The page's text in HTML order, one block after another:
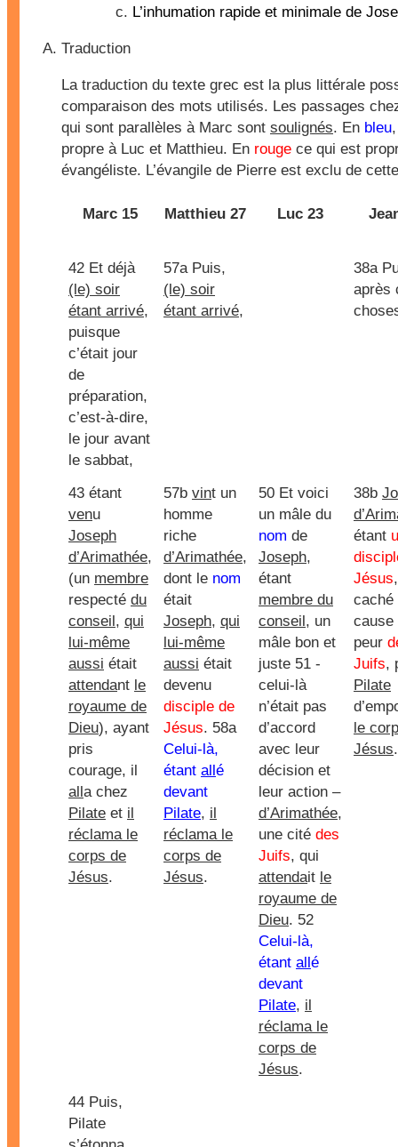
L’inhumation rapide et minimale de
Traduction
La traduction du texte grec est la plus littérale
comparaison des mots utilisés. Les passages
qui sont parallèles à Marc sont soulignés. En bleu
propre à Luc et Matthieu. En rouge ce qui est
évangéliste. L’évangile de Pierre est exclu de
Marc 15 Matthieu 27 Luc 23
42 Et déjà
(le) soir
étant arrivé,
puisque
c’était jour
de
préparation,
c’est-à-dire,
le jour avant
le sabbat,
57a Puis,
(le) soir
étant arrivé,
38a
après
43 étant
venu
Joseph
d’Arimathée,
(un membre
respecté du
conseil, qui
lui-même
aussi était
attendant le
royaume de
Dieu), ayant
pris
courage, il
alla chez
Pilate et il
réclama le
corps de
Jésus.
57b vint un
homme
riche
d’Arimathée,
dont le nom
était
Joseph, qui
lui-même
aussi était
devenu
disciple de
Jésus. 58a
Celui-là,
étant allé
devant
Pilate, il
réclama le
corps de
Jésus.
50 Et voici
un mâle du
nom de
Joseph,
étant
membre du
conseil, un
mâle bon et
juste 51 -
celui-là
n’était pas
d’accord
avec leur
décision et
leur action –
d’Arimathée,
une cité des
Juifs, qui
attendait le
royaume de
Dieu. 52
Celui-là,
étant allé
devant
Pilate, il
réclama le
corps de
Jésus.
38b
étant
Jésus
caché
cause
peur
Juifs,
Pilate
le
Jésus.
44 Puis,
Pilate